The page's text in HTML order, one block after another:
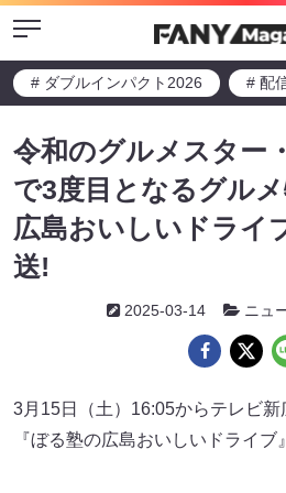
Menu
# ダブルインパクト2026 # 配
令和のグルメスター
で3度目となるグル
広島おいしいドライ
送!
2025-03-14 ニュ
3月15日（土）16:05からテレビ
『ぼる塾の広島おいしいドライブ